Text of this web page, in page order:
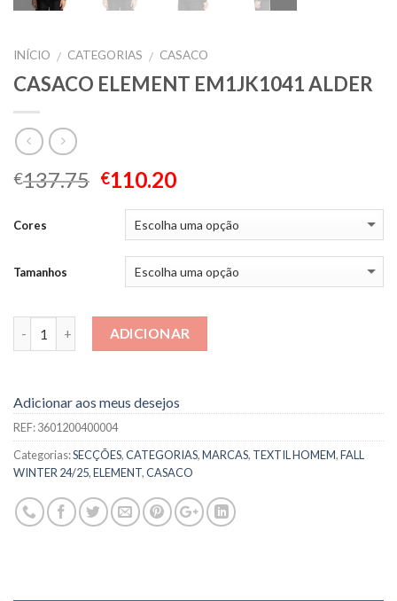
INÍCIO / CATEGORIAS / CASACO
CASACO ELEMENT EM1JK1041 ALDER
€137.75 €110.20
Cores
Tamanhos
Quantidade ADICIONAR
Adicionar aos meus desejos
REF:3601200400004
Categorias:SECÇÕES,CATEGORIAS,MARCAS, TEXTIL HOMEM,FALL
WINTER 24/25,ELEMENT,CASACO